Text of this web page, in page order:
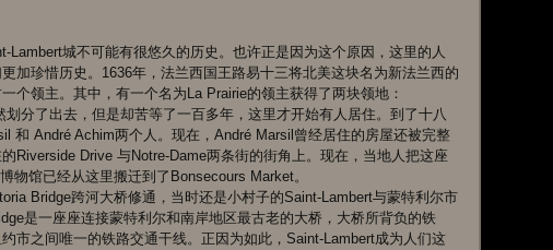
Lambert城不可能有很悠久的历史。也许正是因为这个原因，这里的人
加珍惜历史。1636年，法兰西国王路易十三将北美这块名为新法兰西的
个领主。其中，有一个名为La Prairie的领主获得了两块领地：
划分了出去，但是却苦等了一百多年，这里才开始有人居住。到了十八
和 André Achim两个人。现在，André Marsil曾经居住的房屋还被完整
Riverside Drive 与Notre-Dame两条街的街角上。现在，当地人把这座
物馆已经从这里搬迁到了Bonsecours Market。
Bridge跨河大桥修通，当时还是小村子的Saint-Lambert与蒙特利尔市
是一座座连接蒙特利尔和南岸地区最古老的大桥，大桥所背负的铁
市之间唯一的铁路交通干线。正因为如此，Saint-Lambert成为人们这